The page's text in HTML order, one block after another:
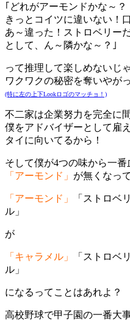
｢どれがアーモンドかな～？
きっとコイツに違いない！
あ～違った！ストロベリー
として、ん～隣かな～？｣
って推理して楽しめないじ
ワクワクの秘密を奪いやが
(特に左の上下Lookロゴのマッチョ！)
不二家は企業努力を完全に
僕をアドバイザーとして雇
タイに向いてるから！
そして僕が4つの味から一
「アーモンド」 が無くなっ
「アーモンド」
「ストロベ
ル」
が
「キャラメル」
「ストロベ
ル」
になるってことはあれよ？
高校野球で甲子園の一番大